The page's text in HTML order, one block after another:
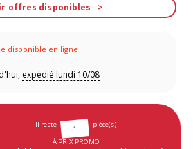
offres disponibles
disponible en ligne
expédié lundi 10/08
Il reste 1
pièce(s)
À PRIX PROMO